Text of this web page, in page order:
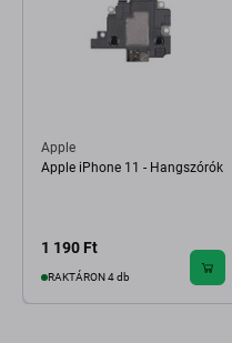
Apple
Apple iPhone 11 - Hangszórók
1 190 Ft
RAKTÁRON 4 db